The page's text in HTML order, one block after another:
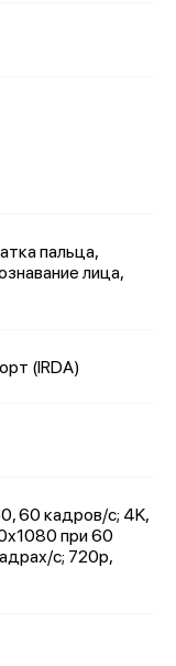
пальца,
лица,
(IRDA)
60 кадров/с; 4K,
при 60
с; 720p,